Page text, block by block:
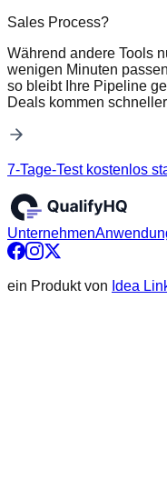
Sales Process?
Während andere Tools
wenigen Minuten
so bleibt Ihre Pipeline
Deals kommen
7-Tage-Test kostenlos
Unternehmen
ein Produkt von Idea